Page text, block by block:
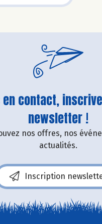
en contact,
newsletter !
nos offres, nos
actualités.
Inscription